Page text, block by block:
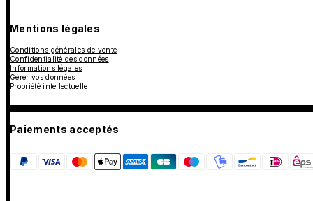
Mentions légales
Conditions générales de vente
Confidentialité des données
Informations légales
Gérer vos données
Propriété intellectuelle
Paiements acceptés